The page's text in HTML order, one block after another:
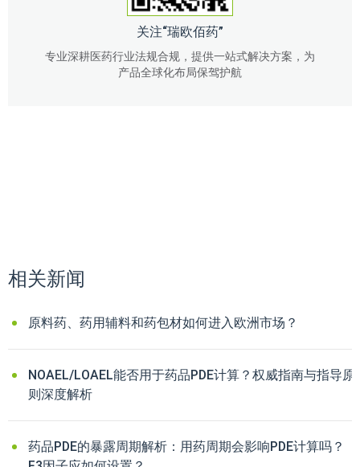
关注“瑞欧佰药”
专业深耕医药行业法规合规，提供一站式解决方案，为
产品全球化布局保驾护航
相关新闻
原料药、药用辅料和药包材如何进入欧洲市场？
NOAEL/LOAEL能否用于药品PDE计算？权威指南与指导原
则深度解析
药品PDE的暴露周期解析：用药周期会影响PDE计算吗？